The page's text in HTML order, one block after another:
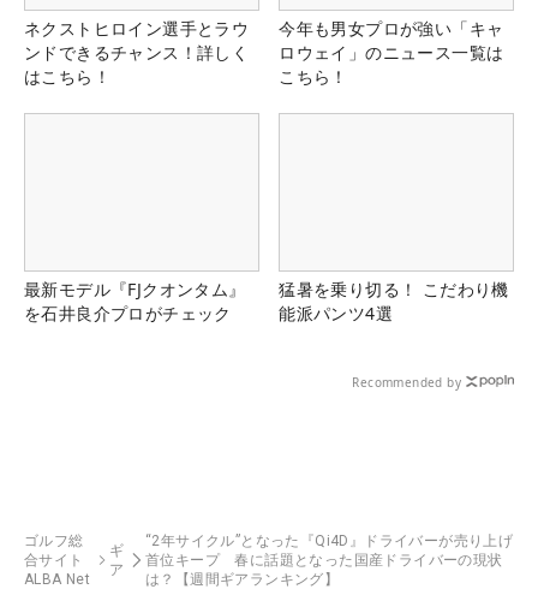
ネクストヒロイン選手とラウ
ンドできるチャンス！詳しく
はこちら！
今年も男女プロが強い「キャ
ロウェイ」のニュース一覧は
こちら！
最新モデル『FJクオンタム』
を石井良介プロがチェック
猛暑を乗り切る！ こだわり機
能派パンツ4選
Recommended by
ゴルフ総
合サイト
ALBA Net
ギ
ア
“2年サイクル”となった『Qi4D』ドライバーが売り上げ
首位キープ 春に話題となった国産ドライバーの現状
は？【週間ギアランキング】